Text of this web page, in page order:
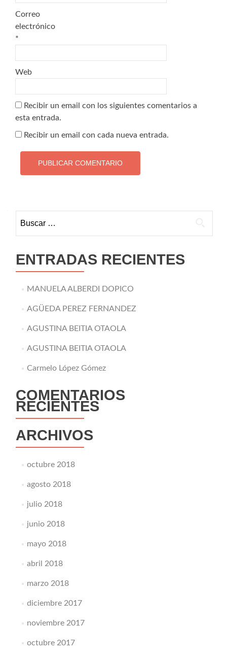
Correo
electrónico
*
Web
Recibir un email con los siguientes comentarios a
esta entrada.
Recibir un email con cada nueva entrada.
ENTRADAS RECIENTES
MANUELA ALBERDI DOPICO
AGÜEDA PEREZ FERNANDEZ
AGUSTINA BEITIA OTAOLA
AGUSTINA BEITIA OTAOLA
Carmelo López Gómez
COMENTARIOS
RECIENTES
ARCHIVOS
octubre 2018
agosto 2018
julio 2018
junio 2018
mayo 2018
abril 2018
marzo 2018
diciembre 2017
noviembre 2017
octubre 2017